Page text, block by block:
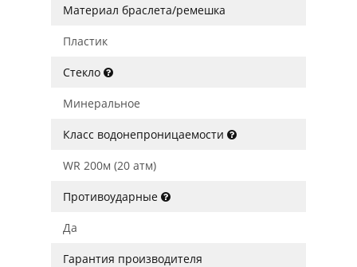
Материал браслета/ремешка
Пластик
Стекло
Минеральное
Класс водонепроницаемости
WR 200м (20 атм)
Противоударные
Да
Гарантия производителя